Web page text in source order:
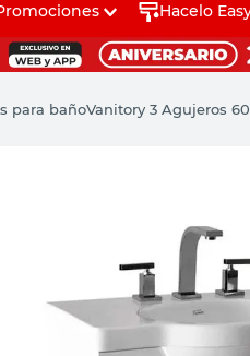
Hacelo
para bañoVanitory 3 Agujeros